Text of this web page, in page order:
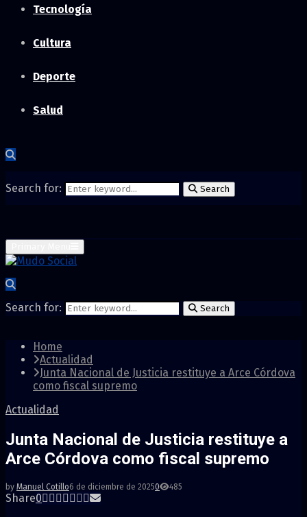
Tecnología
Cultura
Deporte
Salud
Search for: Search
Search for: Search
Home
Actualidad
Junta Nacional de Justicia restituye a Arce Córdova
como fiscal supremo
Actualidad
Junta Nacional de Justicia restituye a
Arce Córdova como fiscal supremo
by Manuel Cotillo6 de diciembre de 20250 485
Share0